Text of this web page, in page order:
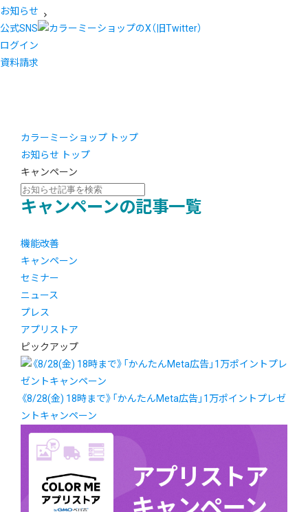
お知らせ
公式SNS
ログイン
資料請求
カラーミーショップ トップ
お知らせ トップ
キャンペーン
キャンペーンの記事一覧
機能改善
キャンペーン
セミナー
ニュース
プレス
アプリストア
ピックアップ
《8/28(金) 18時まで》「かんたんMeta広告」1万ポイントプレゼ
ントキャンペーン